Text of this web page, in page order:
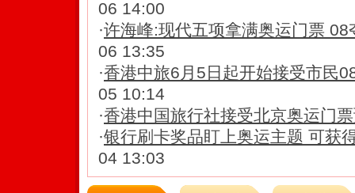
06 14:00
·许海峰:现代五项拿满奥运门票 08
06 13:35
·香港中旅6月5日起开始接受市民
05 10:14
·香港中国旅行社接受北京奥运门
·银行刷卡奖品盯上奥运主题 可获
04 13:03